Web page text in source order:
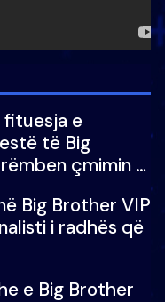
fituesja e
të Big
çmimin e
Big Brother VIP
i radhës që
e Big Brother